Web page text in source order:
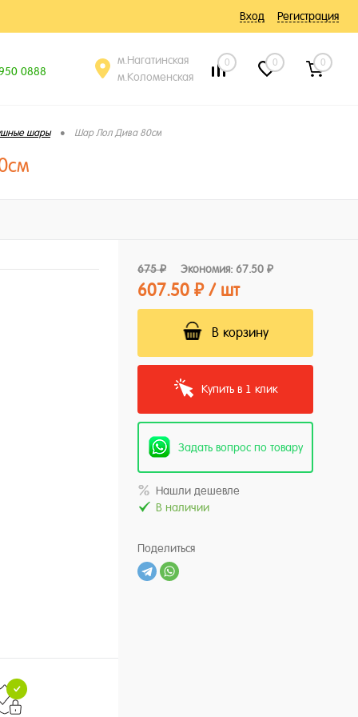
Вход Регистрация
0888
м.Нагатинская
м.Коломенская
0 0 0
шары • Шар Лол Дива 80см
675 ₽ Экономия: 67.50 ₽
607.50 ₽ / шт
В корзину
Купить в 1 клик
Задать вопрос по товару
Нашли дешевле
В наличии
Поделиться